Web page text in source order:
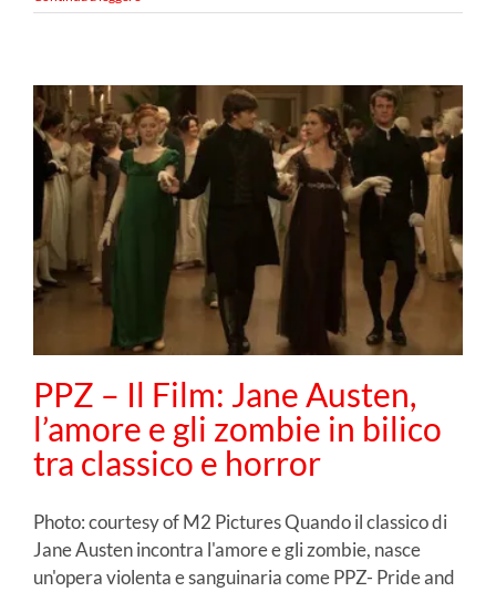
PPZ – Il Film: Jane Austen,
l’amore e gli zombie in bilico
tra classico e horror
Photo: courtesy of M2 Pictures Quando il classico di
Jane Austen incontra l'amore e gli zombie, nasce
un'opera violenta e sanguinaria come PPZ- Pride and